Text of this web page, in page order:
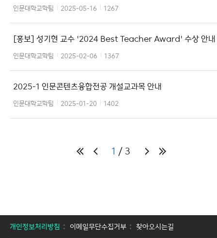
내
인문대학교학팀 2025-05-16 1267
[홍보] 성기현 교수 '2024 Best Teacher Award' 수상 안내
인문대학교학팀 2025-02-06 1367
2025-1 인문콘텐츠융합전공 개설교과목 안내
인문대학교학팀 2025-01-20 1402
1 3
개인정보처리방침 이메일무단수집거부 찾아오시는길